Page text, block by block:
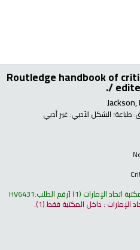
Routledge handbook of
/
طباعة؛ الشكل الأدبي: غير أدبي
اتحاد الإمارات (1) رقم الطلب:HV6431
الإمارات : داخل المكتبة فقط(1).